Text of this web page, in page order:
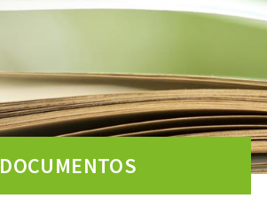
DOCUMENTOS